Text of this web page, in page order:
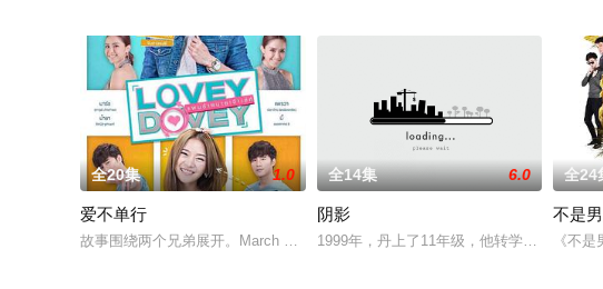
全20集 1.0
爱不单行
故事围绕两个兄弟展开。March Chutavuth饰演弟弟，24岁，一个年轻的建筑工作
全14集 6.0
阴影
1999年，丹上了11年级，他转学到圣劳伦斯
全24
不是
《不